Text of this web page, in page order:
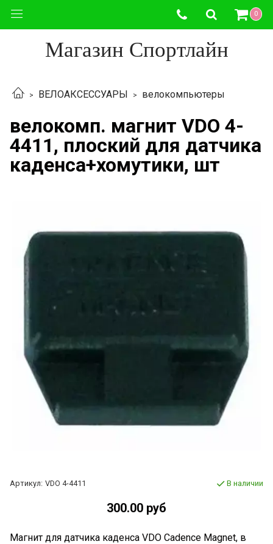
0
Магазин Спортлайн
ВЕЛОАКСЕССУАРЫ велокомпьютеры
велокомп. магнит VDO 4-
4411, плоский для датчика
каденса+хомутики, шт
Артикул: VDO 4-4411 В наличии
300.00 руб
Магнит для датчика каденса VDO Cadence Magnet, в